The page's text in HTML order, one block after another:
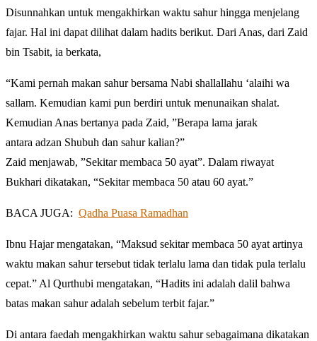
Disunnahkan untuk mengakhirkan waktu sahur hingga menjelang
fajar. Hal ini dapat dilihat dalam hadits berikut. Dari Anas, dari Zaid
bin Tsabit, ia berkata,
“Kami pernah makan sahur bersama Nabi shallallahu ‘alaihi wa
sallam. Kemudian kami pun berdiri untuk menunaikan shalat.
Kemudian Anas bertanya pada Zaid, ”Berapa lama jarak
antara adzan Shubuh dan sahur kalian?”
Zaid menjawab, ”Sekitar membaca 50 ayat”. Dalam riwayat
Bukhari dikatakan, “Sekitar membaca 50 atau 60 ayat.”
BACA JUGA: Qadha Puasa Ramadhan
Ibnu Hajar mengatakan, “Maksud sekitar membaca 50 ayat artinya
waktu makan sahur tersebut tidak terlalu lama dan tidak pula terlalu
cepat.” Al Qurthubi mengatakan, “Hadits ini adalah dalil bahwa
batas makan sahur adalah sebelum terbit fajar.”
Di antara faedah mengakhirkan waktu sahur sebagaimana dikatakan